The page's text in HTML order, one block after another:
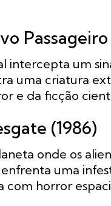
Passageiro
intercepta um
uma criatura
e da ficção
(1986)
onde os
uma
com horror